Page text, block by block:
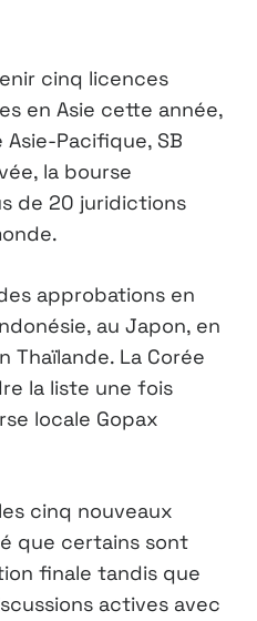
cinq licences
en Asie cette année,
Pacifique, SB
la bourse
de 20 juridictions
approbations en
au Japon, en
Thaïlande. La Corée
la liste une fois
locale Gopax
cinq nouveaux
que certains sont
finale tandis que
actives avec